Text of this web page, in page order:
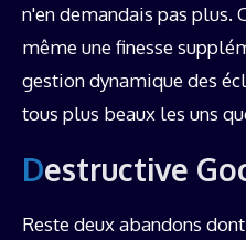
n'en demandais pas plus.
même une finesse
gestion dynamique des
tous plus beaux les uns
Destructive
Reste deux abandons